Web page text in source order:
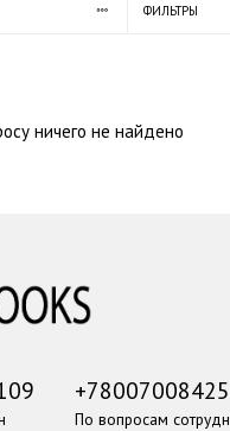
ФИЛЬТРЫ
ничего не найдено
+78007008425
По вопросам